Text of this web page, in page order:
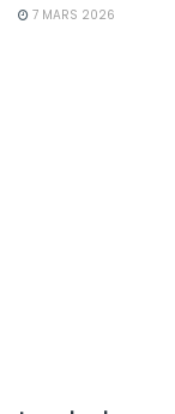
7 MARS 2026